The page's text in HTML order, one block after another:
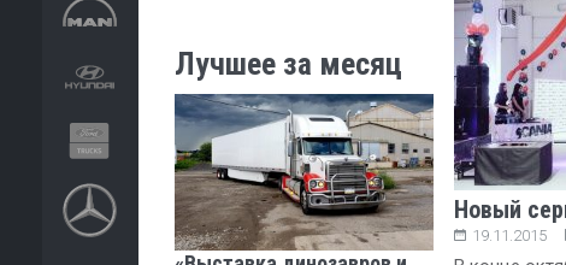
Лучшее за месяц
Новый
19.11.2015